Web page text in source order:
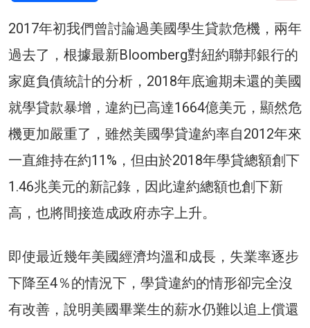
2017年初我們曾討論過美國學生貸款危機，兩年
過去了，根據最新Bloomberg對紐約聯邦銀行的
家庭負債統計的分析，2018年底逾期未還的美國
就學貸款暴增，違約已高達1664億美元，顯然危
機更加嚴重了，雖然美國學貸違約率自2012年來
一直維持在約11%，但由於2018年學貸總額創下
1.46兆美元的新記錄，因此違約總額也創下新
高，也將間接造成政府赤字上升。
即使最近幾年美國經濟均溫和成長，失業率逐步
下降至4％的情況下，學貸違約的情形卻完全沒
有改善，說明美國畢業生的薪水仍難以追上償還